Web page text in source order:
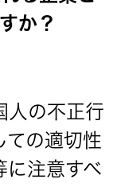
か？
人の不正行
ての適切性
に注意すべ